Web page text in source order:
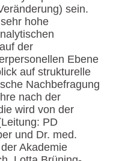
sein.
hohe
der
Ebene
auf strukturelle
Nachbefragung
nach der
wird von der
PD
und Dr. med.
Akademie